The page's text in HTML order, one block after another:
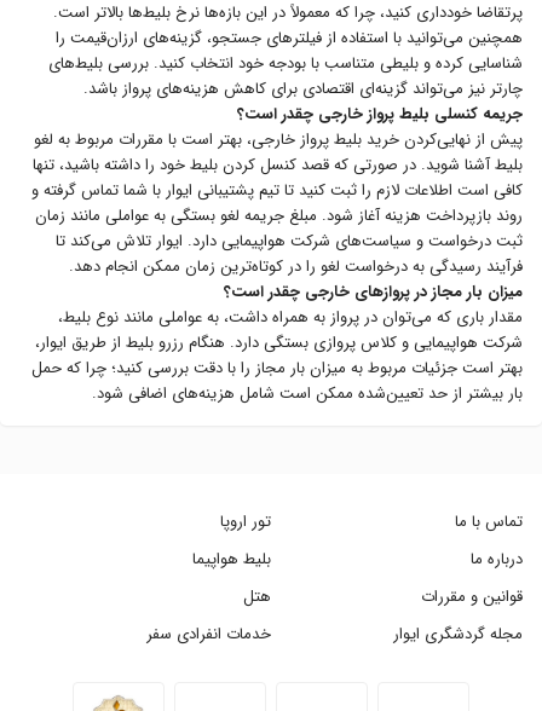
پرتقاضا خودداری کنید، چرا که معمولاً در این بازه‌ها نرخ بلیط‌ها بالاتر است.
همچنین می‌توانید با استفاده از فیلترهای جستجو، گزینه‌های ارزان‌قیمت را
شناسایی کرده و بلیطی متناسب با بودجه خود انتخاب کنید. بررسی بلیط‌های
چارتر نیز می‌تواند گزینه‌ای اقتصادی برای کاهش هزینه‌های پرواز باشد.
جریمه کنسلی بلیط پرواز خارجی چقدر است؟‌
پیش از نهایی‌کردن خرید بلیط پرواز خارجی، بهتر است با مقررات مربوط به لغو
بلیط آشنا شوید. در صورتی که قصد کنسل کردن بلیط خود را داشته باشید، تنها
کافی است اطلاعات لازم را ثبت کنید تا تیم پشتیبانی ایوار با شما تماس گرفته و
روند بازپرداخت هزینه آغاز شود. مبلغ جریمه لغو بستگی به عواملی مانند زمان
ثبت درخواست و سیاست‌های شرکت هواپیمایی دارد. ایوار تلاش می‌کند تا
فرآیند رسیدگی به درخواست لغو را در کوتاه‌ترین زمان ممکن انجام دهد.
میزان بار مجاز در پروازهای خارجی چقدر است؟
مقدار باری که می‌توان در پرواز به همراه داشت، به عواملی مانند نوع بلیط،
شرکت هواپیمایی و کلاس پروازی بستگی دارد. هنگام رزرو بلیط از طریق ایوار،
بهتر است جزئیات مربوط به میزان بار مجاز را با دقت بررسی کنید؛ چرا که حمل
بار بیشتر از حد تعیین‌شده ممکن است شامل هزینه‌های اضافی شود.
تماس با ما
درباره ما
قوانین و مقررات
مجله گردشگری ایوار
تور اروپا
بلیط هواپیما
هتل
خدمات انفرادی سفر